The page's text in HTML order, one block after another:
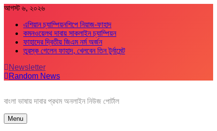
Skip
content
আগস্ট ৬, ২০২৬
এশিয়ান চ্যাম্পিয়নশিপে নিয়াজ-ফাহাদ
কমনওয়েলথ দাবায় সাকলাইন চ্যাম্পিয়ন
ফাহাদের দ্বিতীয় জিএম নর্ম অর্জন
তুরস্ক গেলেন ফাহাদ, খেলবেন তিন টুর্নামেন্ট
Newsletter
Random News
বাংলা ভাষায় দাবার প্রথম অনলাইন নিউজ পোর্টাল
Menu